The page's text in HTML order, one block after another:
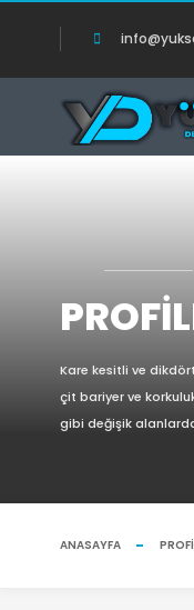
Kare kesitli ve
çit bariyer ve
gibi değişik
ANASAYFA